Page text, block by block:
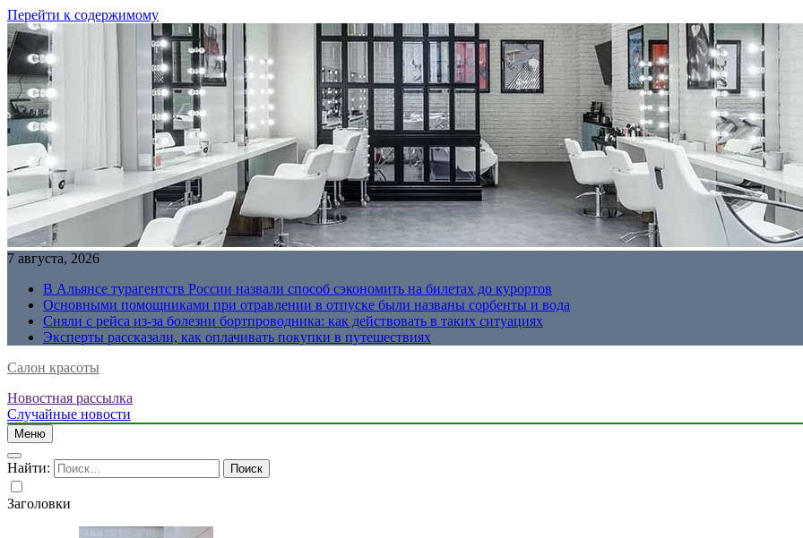
Перейти к содержимому
7 августа, 2026
В Альянсе турагентств России назвали способ сэкономить на билетах до курортов
Основными помощниками при отравлении в отпуске были названы сорбенты и вода
Сняли с рейса из-за болезни бортпроводника: как действовать в таких ситуациях
Эксперты рассказали, как оплачивать покупки в путешествиях
Салон красоты
Новостная рассылка
Случайные новости
Меню
Найти:
Заголовки